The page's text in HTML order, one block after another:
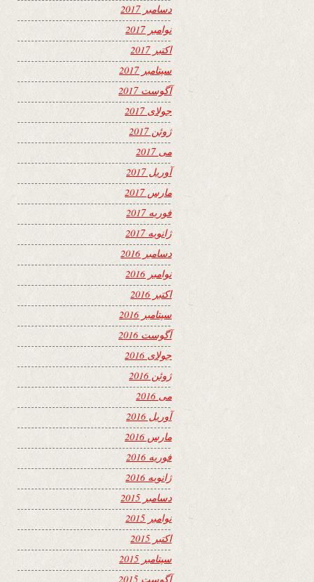
دسامبر 2017
نوامبر 2017
اکتبر 2017
سپتامبر 2017
آگوست 2017
جولای 2017
ژوئن 2017
می 2017
آوریل 2017
مارس 2017
فوریه 2017
ژانویه 2017
دسامبر 2016
نوامبر 2016
اکتبر 2016
سپتامبر 2016
آگوست 2016
جولای 2016
ژوئن 2016
می 2016
آوریل 2016
مارس 2016
فوریه 2016
ژانویه 2016
دسامبر 2015
نوامبر 2015
اکتبر 2015
سپتامبر 2015
آگوست 2015